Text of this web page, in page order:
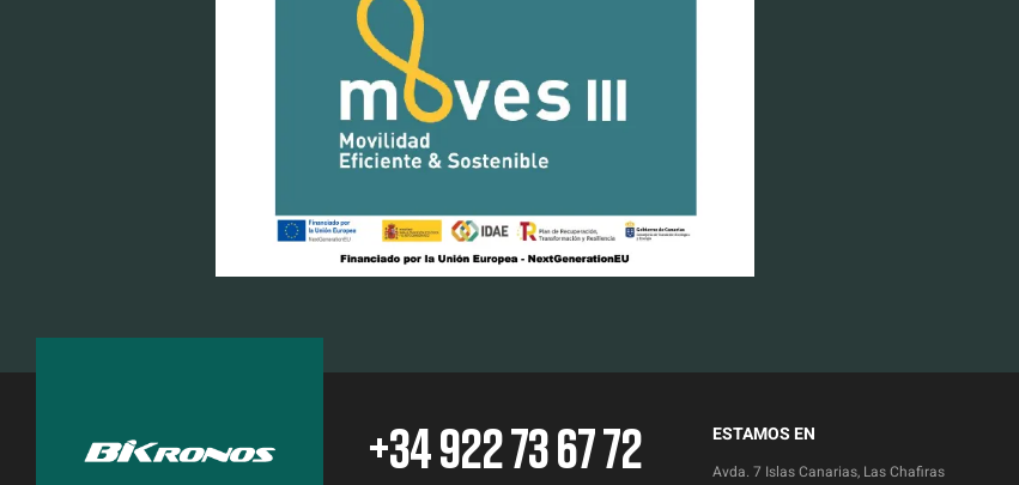
+34 922 73 67 72 ESTAMOS EN
Avda. 7 Islas Canarias, Las Chafiras